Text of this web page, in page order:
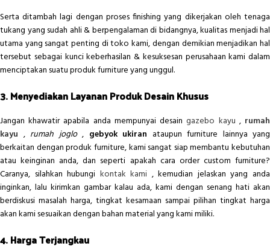
Serta ditambah lagi dengan proses finishing yang dikerjakan oleh tenaga
tukang yang sudah ahli & berpengalaman di bidangnya, kualitas menjadi hal
utama yang sangat penting di toko kami, dengan demikian menjadikan hal
tersebut sebagai kunci keberhasilan & kesuksesan perusahaan kami dalam
menciptakan suatu produk furniture yang unggul.
3. Menyediakan Layanan Produk Desain Khusus
Jangan khawatir apabila anda mempunyai desaingazebo kayu , rumah
kayu , rumah joglo, gebyok ukiran ataupun furniture lainnya yang
berkaitan dengan produk furniture, kami sangat siap membantu kebutuhan
atau keinginan anda, dan seperti apakah cara order custom furniture?
Caranya, silahkan hubungi kontak kami , kemudian jelaskan yang anda
inginkan, lalu kirimkan gambar kalau ada, kami dengan senang hati akan
berdiskusi masalah harga, tingkat kesamaan sampai pilihan tingkat harga
akan kami sesuaikan dengan bahan material yang kami miliki.
4. Harga Terjangkau